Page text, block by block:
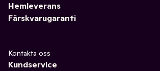
Hemleverans
Färskvarugaranti
Kontakta oss
Kundservice